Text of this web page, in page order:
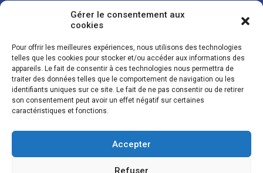
Gérer le consentement aux
cookies
Pour offrir les meilleures expériences, nous utilisons des technologies
telles que les cookies pour stocker et/ou accéder aux informations des
appareils. Le fait de consentir à ces technologies nous permettra de
traiter des données telles que le comportement de navigation ou les
identifiants uniques sur ce site. Le fait de ne pas consentir ou de retirer
son consentement peut avoir un effet négatif sur certaines
caractéristiques et fonctions.
Accepter
Refuser
Vos coordonnées sont uniquement utilisées pour vous envoyer des
lettres d'information sur nos activités. Vous pouvez à tout moment
utiliser le lien de désinscription figurant dans la lettre d'information.
© LES NOUVELLES DE LA BOULANGERIE - Tous droits réservés - Réalisation :
Josh Digital
Mentions légales